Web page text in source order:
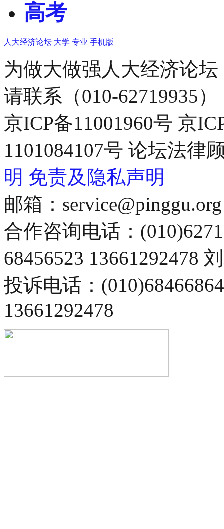
高考
人大经济论坛 大学 专业 手机版
为做大做强人大经济论
请联系（010-62719935）
京ICP备11001960号 京
1101084107号 论坛法律
明 免责及隐私声明
邮箱：service@pinggu.org
合作咨询电话：
68456523 13661292478
投诉电话：
13661292478